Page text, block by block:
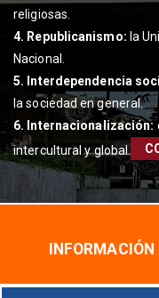
religiosas.
4. Republicanismo: la
Nacional.
5. Interdependencia
la sociedad en general.
6. Internacionalización:
intercultural y global.